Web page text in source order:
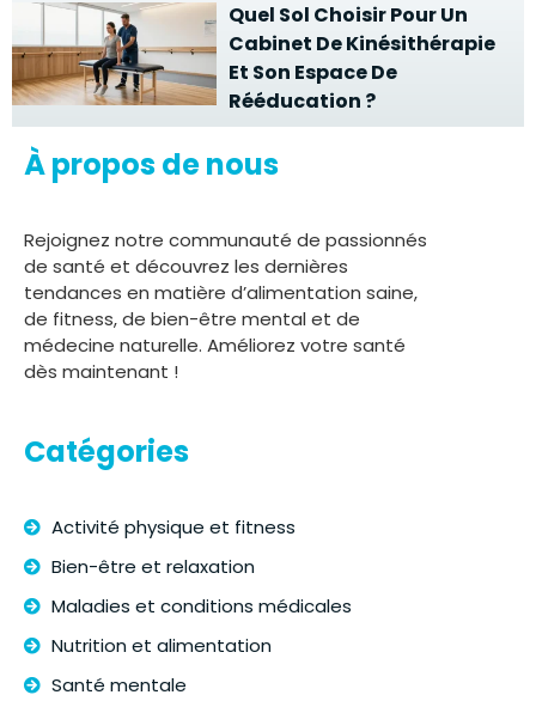
Quel Sol Choisir Pour Un
Cabinet De Kinésithérapie
Et Son Espace De
Rééducation ?
À propos de nous
Rejoignez notre communauté de passionnés
de santé et découvrez les dernières
tendances en matière d’alimentation saine,
de fitness, de bien-être mental et de
médecine naturelle. Améliorez votre santé
dès maintenant !
Catégories
Activité physique et fitness
Bien-être et relaxation
Maladies et conditions médicales
Nutrition et alimentation
Santé mentale